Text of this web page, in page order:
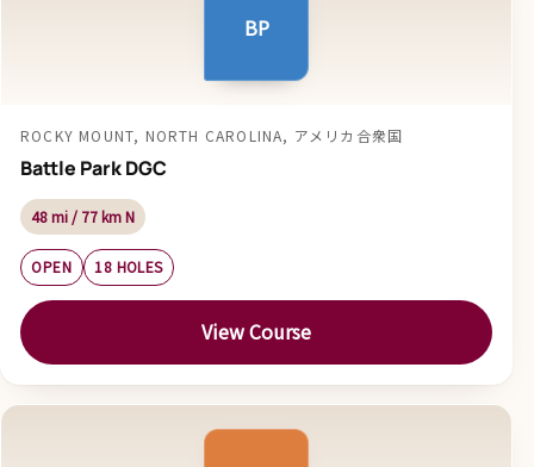
BP
ROCKY MOUNT, NORTH CAROLINA, アメリカ合衆国
Battle Park DGC
48 mi / 77 km N
OPEN 18 HOLES
View Course